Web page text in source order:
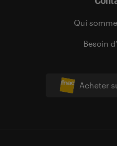
Acheter
Qui
Besoin